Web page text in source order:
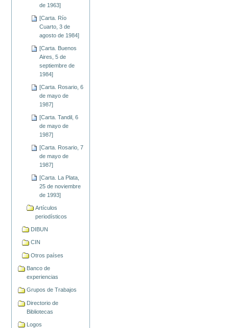
de 1963]
[Carta. Río
Cuarto, 3 de
agosto de 1984]
[Carta. Buenos
Aires, 5 de
septiembre de
1984]
[Carta. Rosario, 6
de mayo de
1987]
[Carta. Tandil, 6
de mayo de
1987]
[Carta. Rosario, 7
de mayo de
1987]
[Carta. La Plata,
25 de noviembre
de 1993]
Artículos
periodísticos
DIBUN
CIN
Otros países
Banco de
experiencias
Grupos de Trabajos
Directorio de
Bibliotecas
Logos